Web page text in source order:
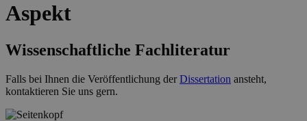
Aspekt
Wissenschaftliche Fachliteratur
Falls bei Ihnen die Veröffentlichung derDissertation ansteht,
kontaktieren Sie uns gern.